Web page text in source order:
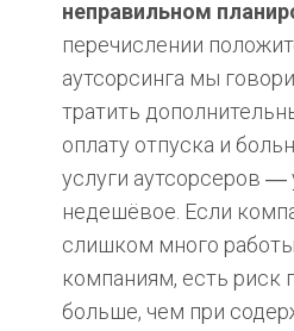
неправильном
перечислении
аутсорсинга мы
тратить
оплату отпуска и
услуги аутсорсеров
недешёвое. Если
слишком много
компаниям, есть риск
больше, чем при